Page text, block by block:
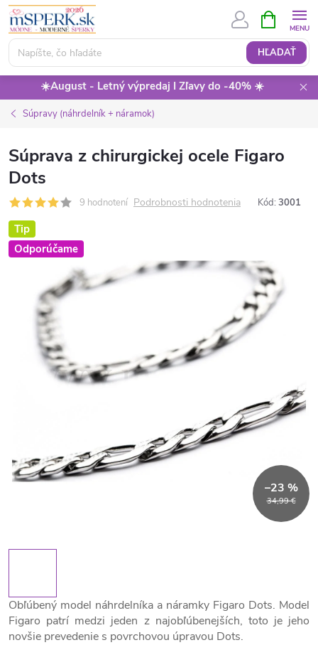
Prejsť
obsah
HĽADAŤ
KOŠÍK
☀️August - Letný výpredaj I Zľavy do -40% ☀️
Súpravy (náhrdelník + náramok)
Súprava z chirurgickej ocele Figaro
Dots
9 hodnotení Podrobnosti hodnotenia Kód: 3001
Tip
Odporúčame
34,99 €
–23 %
Obľúbený model náhrdelníka a náramky Figaro Dots. Model
Figaro patrí medzi jeden z najobľúbenejších, toto je jeho
novšie prevedenie s povrchovou úpravou Dots.